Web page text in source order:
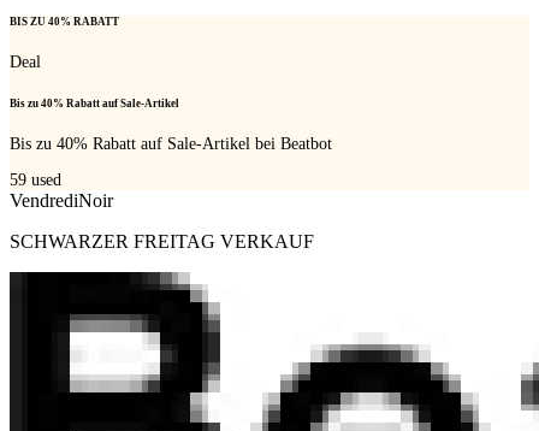
BIS ZU 40% RABATT
Deal
Bis zu 40% Rabatt auf Sale-Artikel
Bis zu 40% Rabatt auf Sale-Artikel bei Beatbot
59 used
VendrediNoir
SCHWARZER FREITAG VERKAUF